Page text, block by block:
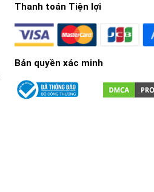
Thanh toán Tiện lợi
Bản quyền xác minh